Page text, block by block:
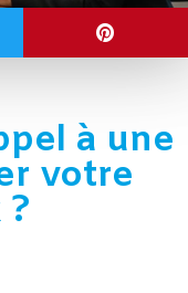
à une
votre